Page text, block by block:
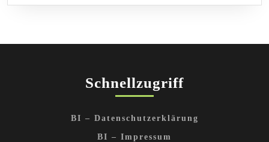
Schnellzugriff
BI – Datenschutzerklärung
BI – Impressum